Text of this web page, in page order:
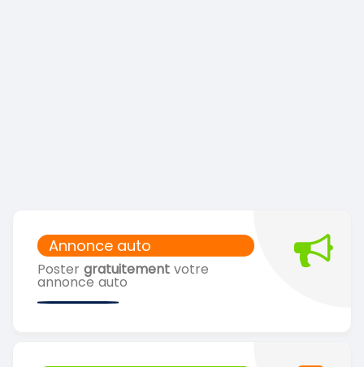
Annonce auto
Poster gratuitement votre
annonce auto